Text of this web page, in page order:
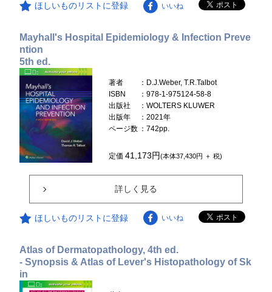
ほしいものリストに登録 いいね
Mayhall's Hospital Epidemiology & Infection Preve
ntion
5th ed.
著者
：D.J.Weber, T.R.Talbot
ISBN
：978-1-975124-58-8
出版社
：WOLTERS KLUWER
出版年
：2021年
ページ数 ：742pp.
定価41,173円(本体37,430円 ＋ 税)
詳しく見る
ほしいものリストに登録 いいね
Atlas of Dermatopathology, 4th ed.
- Synopsis & Atlas of Lever's Histopathology of Sk
in